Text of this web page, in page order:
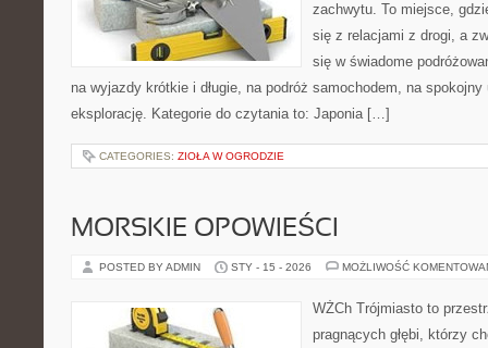
zachwytu. To miejsce,
się z relacjami z drogi, a
się w świadome
na wyjazdy krótkie i długie, na podróż samochodem, na
eksplorację. Kategorie do czytania to: Japonia […]
CATEGORIES: ZIOŁA W OGRODZIE
MORSKIE OPOWIEŚCI
POSTED BY ADMIN STY - 15 - 2026 MOŻLIWOŚĆ
WŻCh Trójmiasto to
pragnących głębi, którzy